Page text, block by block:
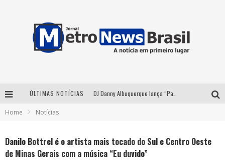
ÚLTIMAS NOTÍCIAS
Home Notícias
Danilo Bottrel é o artista mais tocado do Sul e Centro Oeste
de Minas Gerais com a música “Eu duvido”